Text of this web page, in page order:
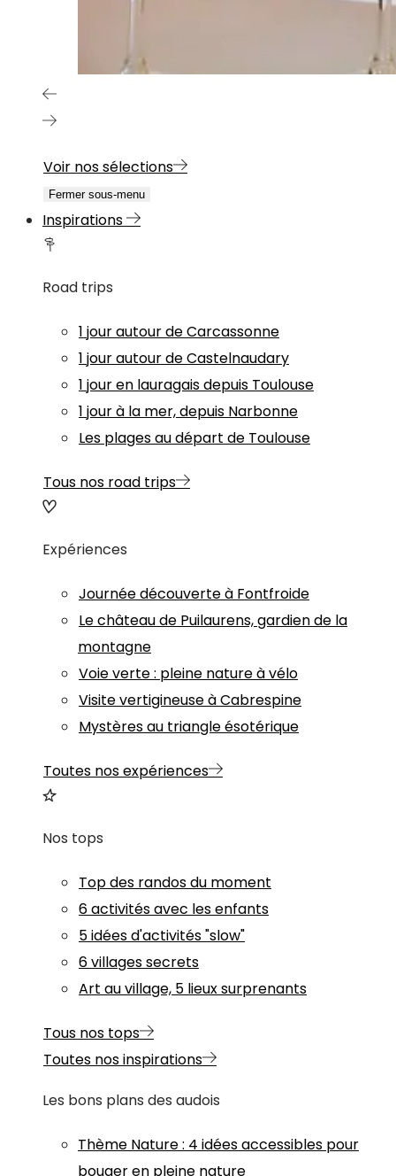
Voir nos sélections
Fermer sous-menu
Inspirations
Road trips
1 jour autour de Carcassonne
1 jour autour de Castelnaudary
1 jour en lauragais depuis Toulouse
1 jour à la mer, depuis Narbonne
Les plages au départ de Toulouse
Tous nos road trips
Expériences
Journée découverte à Fontfroide
Le château de Puilaurens, gardien de la
montagne
Voie verte : pleine nature à vélo
Visite vertigineuse à Cabrespine
Mystères au triangle ésotérique
Toutes nos expériences
Nos tops
Top des randos du moment
6 activités avec les enfants
5 idées d'activités "slow"
6 villages secrets
Art au village, 5 lieux surprenants
Tous nos tops
Toutes nos inspirations
Les bons plans des audois
Thème Nature: 4 idées accessibles pour
bouger en pleine nature